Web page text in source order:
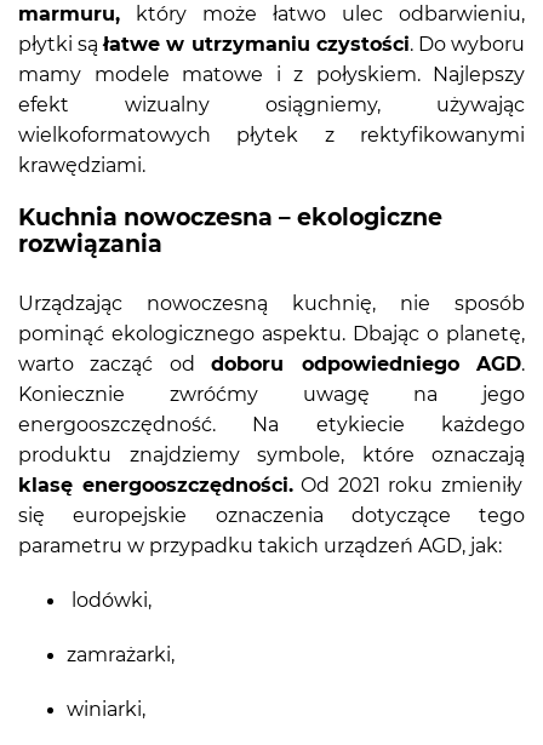
marmuru, który może łatwo ulec odbarwieniu,
płytki sąłatwe w utrzymaniu czystości. Do wyboru
mamy modele matowe i z połyskiem. Najlepszy
efekt wizualny osiągniemy, używając
wielkoformatowych płytek z rektyfikowanymi
krawędziami.
Kuchnia nowoczesna – ekologiczne
rozwiązania
Urządzając nowoczesną kuchnię, nie sposób
pominąć ekologicznego aspektu. Dbając o planetę,
warto zacząć oddoboru odpowiedniego AGD.
Koniecznie zwróćmy uwagę na jego
energooszczędność. Na etykiecie każdego
produktu znajdziemy symbole, które oznaczają
klasę energooszczędności.Od 2021 roku zmieniły
się europejskie oznaczenia dotyczące tego
parametru w przypadku takich urządzeń AGD, jak:
lodówki,
zamrażarki,
winiarki,